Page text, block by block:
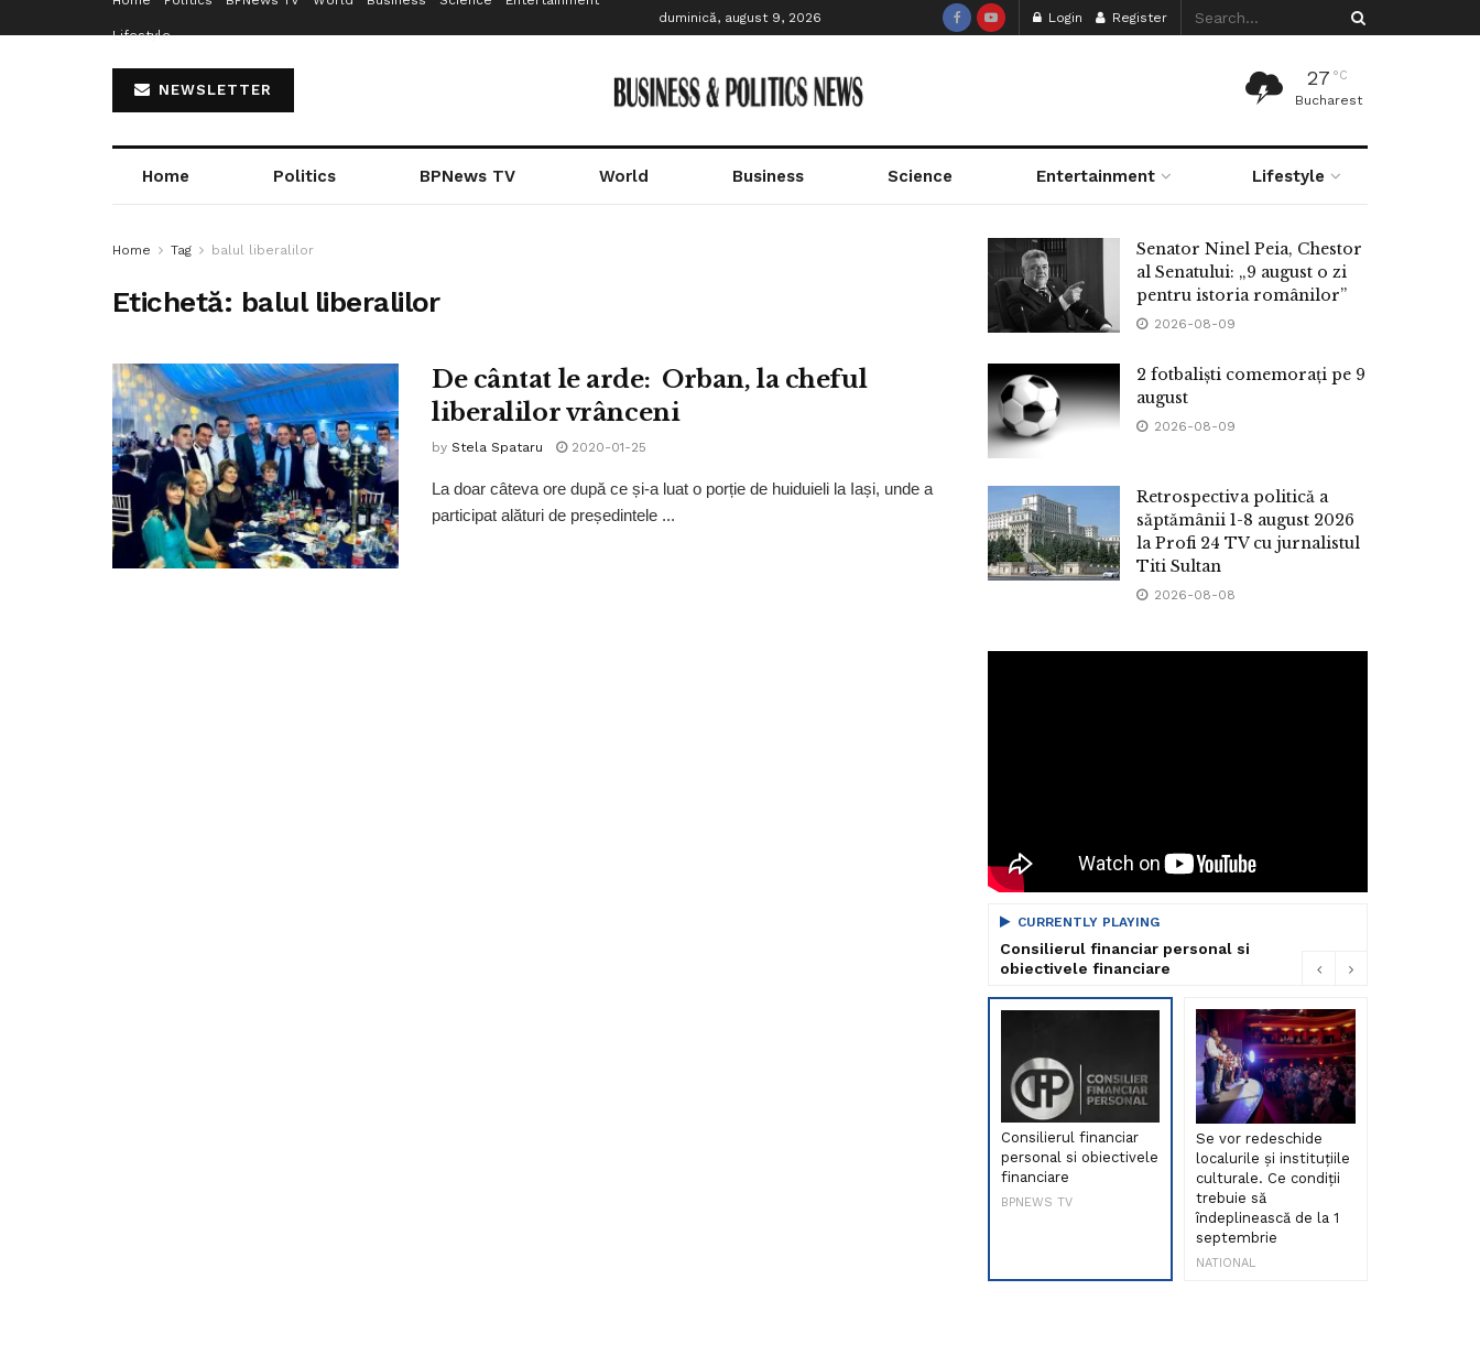
Lifestyle
duminică, august 9, 2026 Login Register
NEWSLETTER
27 °C
Bucharest
Home Politics BPNews TV World Business Science Entertainment Lifestyle
Home Tag balul liberalilor
Etichetă: balul liberalilor
De cântat le arde: Orban, la cheful
liberalilor vrânceni
by Stela Spataru 2020-01-25
La doar câteva ore după ce și-a luat o porție de huiduieli la Iași, unde a
participat alături de președintele ...
Senator Ninel Peia, Chestor
al Senatului: „9 august o zi
pentru istoria românilor”
2026-08-09
2 fotbaliști comemorați pe 9
august
2026-08-09
Retrospectiva politică a
săptămânii 1-8 august 2026
la Profi 24 TV cu jurnalistul
Titi Sultan
2026-08-08
CURRENTLY PLAYING
Consilierul financiar personal si
obiectivele financiare
Consilierul financiar
personal si obiectivele
financiare
BPNEWS TV
Se vor redeschide
localurile și instituțiile
culturale. Ce condiții
trebuie să
îndeplinească de la 1
septembrie
NATIONAL